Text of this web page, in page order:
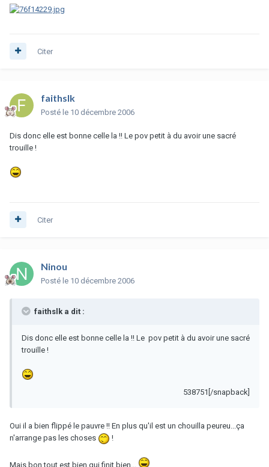
Citer
faithslk
Posté le 10 décembre 2006
Dis donc elle est bonne celle la !! Le pov petit à du avoir une sacré
trouille !
Citer
Ninou
Posté le 10 décembre 2006
faithslk a dit :
Dis donc elle est bonne celle la !! Le pov petit à du avoir une sacré
trouille !
538751[/snapback]
Oui il a bien flippé le pauvre !! En plus qu'il est un chouilla peureu...ça
n'arrange pas les choses
!
Mais bon tout est bien qui finit bien...